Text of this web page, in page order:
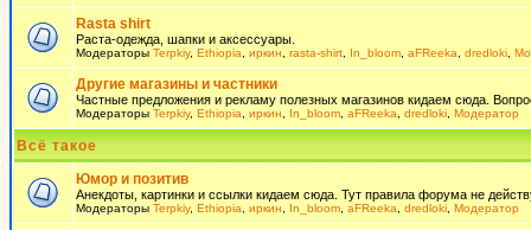
Rasta shirt
Раста-одежда, шапки и аксессуары.
Модераторы Terpkiy, Ethiopia иркин rasta-shirt In_bloom aFReeka dredloki
Другие магазины и частники
Частные предложения и рекламу полезных магазинов кидаем сюда.
Модераторы Terpkiy, Ethiopia иркин In_bloom aFReeka dredloki Модератор
Всё такое
Юмор и позитив
Анекдоты, картинки и ссылки кидаем сюда. Тут правила форума не
Модераторы Terpkiy, Ethiopia иркин In_bloom aFReeka dredloki Модератор